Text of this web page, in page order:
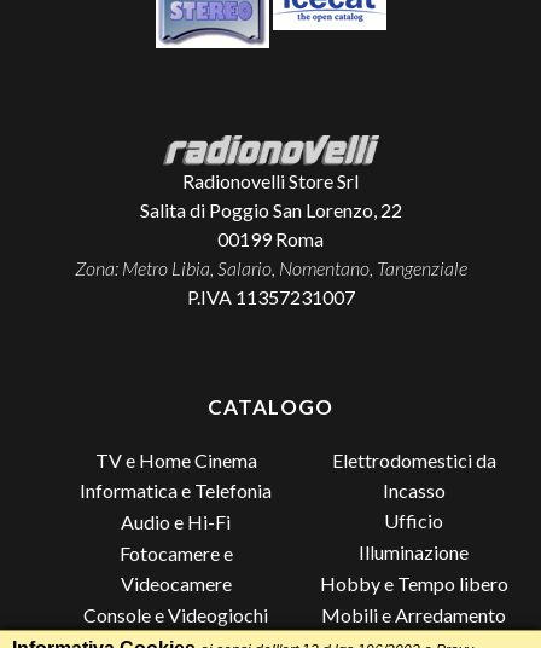
Radionovelli Store Srl
Salita di Poggio San Lorenzo, 22
00199 Roma
Zona: Metro Libia, Salario, Nomentano, Tangenziale
P.IVA 11357231007
CATALOGO
TV e Home Cinema
Informatica e Telefonia
Audio e Hi-Fi
Fotocamere e
Videocamere
Console e Videogiochi
Elettrodomestici da
Incasso
Ufficio
Illuminazione
Hobby e Tempo libero
Mobili e Arredamento